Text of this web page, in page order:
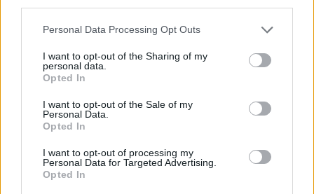
Please note that this website/app uses one or more Google
not limited to your visit or usage behaviour. You may click to
grant or deny consent to Google and its third-party tags to
use your data for below specified purposes in below Google
consent section.
Personal Data Processing Opt Outs
I want to opt-out of the Sharing of my
personal data.
Opted In
I want to opt-out of the Sale of my
Personal Data.
Opted In
I want to opt-out of processing my
Personal Data for Targeted Advertising.
Opted In
Követem
HÍRADÓ #
GAZDASÁG KÖZPÉNZ #
CIVIL SZERVEZET